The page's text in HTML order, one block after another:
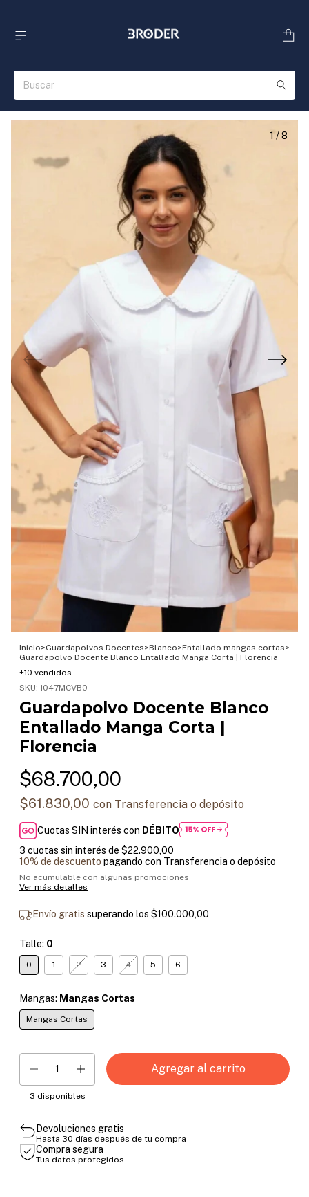
1 /8
Inicio>Guardapolvos Docentes>Blanco>Entallado mangas cortas>
Guardapolvo Docente Blanco Entallado Manga Corta | Florencia
+10 vendidos
SKU: 1047MCVB0
Guardapolvo Docente Blanco
Entallado Manga Corta |
Florencia
$68.700,00
$61.830,00 con Transferencia o depósito
Cuotas SIN interés con DÉBITO
3 cuotas sin interés de $22.900,00
10% de descuento pagando con Transferencia o depósito
No acumulable con algunas promociones
Ver más detalles
Envío gratis superando los $100.000,00
Talle: 0
0 1 2 3 4 5 6
Mangas: Mangas Cortas
Mangas Cortas
3 disponibles
Devoluciones gratis
Hasta 30 días después de tu compra
Compra segura
Tus datos protegidos